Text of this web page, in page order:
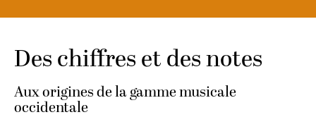
Des chiffres et des notes
Aux origines de la gamme musicale
occidentale